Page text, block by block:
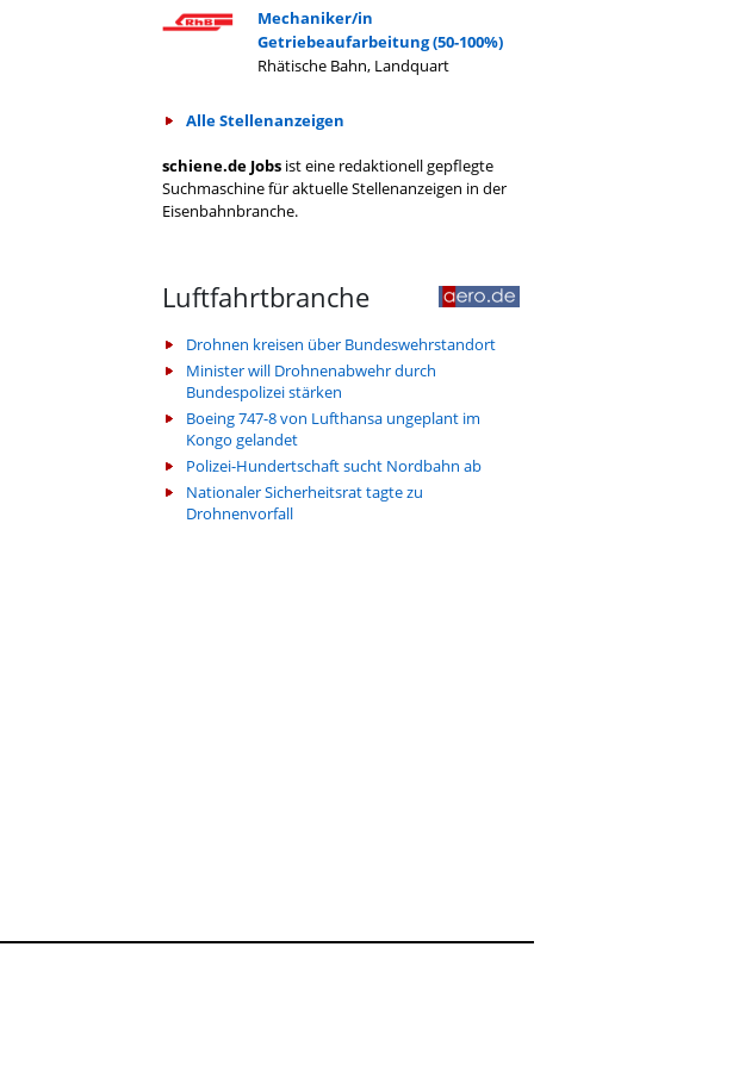
Mechaniker/in
Getriebeaufarbeitung (50-100%)
Rhätische Bahn, Landquart
Alle Stellenanzeigen
schiene.de Jobs ist eine redaktionell gepflegte
Suchmaschine für aktuelle Stellenanzeigen in der
Eisenbahnbranche.
Luftfahrtbranche
Drohnen kreisen über Bundeswehrstandort
Minister will Drohnenabwehr durch
Bundespolizei stärken
Boeing 747-8 von Lufthansa ungeplant im
Kongo gelandet
Polizei-Hundertschaft sucht Nordbahn ab
Nationaler Sicherheitsrat tagte zu
Drohnenvorfall